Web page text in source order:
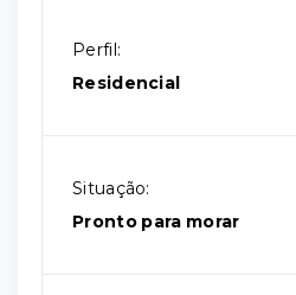
Perfil:
Residencial
Situação:
Pronto para morar